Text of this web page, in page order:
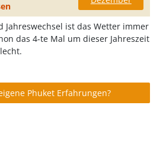
Jahreswechsel ist das Wetter immer
das 4-te Mal um dieser Jahreszeit
Phuket Erfahrungen?